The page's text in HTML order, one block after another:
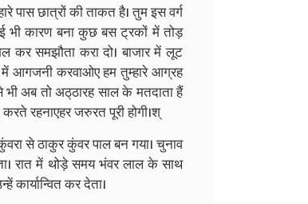
पास छात्रों की ताकत है। तुम इस वर्ग
भी कारण बना कुछ बस ट्रकों में तोड़
कर समझौता करा दो। बाजार में लूट
में आगजनी करवाओए हम तुम्हारे आग्रह
भी अब तो अठ्‌ठारह साल के मतदाता हैं
रहनाएहर जरुरत पूरी होगी।श्
से ठाकुर कुंवर पाल बन गया। चुनाव
रात में थोड़े समय भंवर लाल के साथ
कर देता।